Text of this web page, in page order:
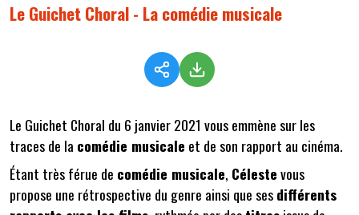
Le Guichet Choral - La comédie musicale
Le Guichet Choral du 6 janvier 2021 vous emmène sur les
traces de la comédie musicale et de son rapport au cinéma.
Étant très férue de comédie musicale, Célestevous
propose une rétrospective du genre ainsi que sesdifférents